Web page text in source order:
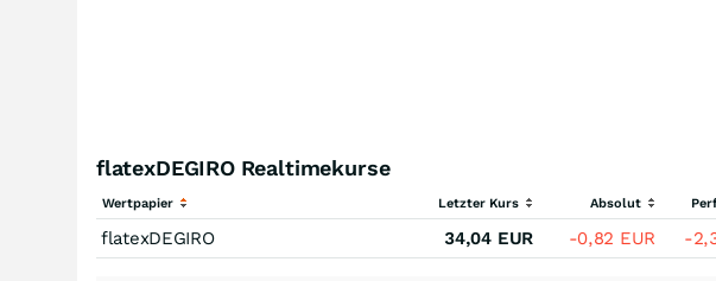
flatexDEGIRO Realtimekurse
Wertpapier Letzter Kurs Absolut
flatexDEGIRO 34,04 EUR -0,82 EUR -